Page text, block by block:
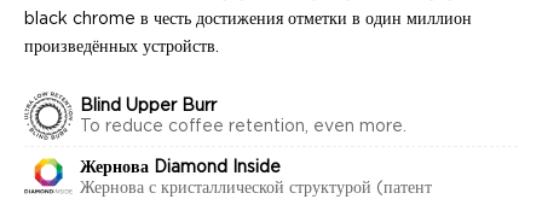
black chrome в честь достижения отметки в один миллион
произведённых устройств.
Blind Upper Burr
To reduce coffee retention, even more.
Жернова Diamond Inside
Жернова с кристаллической структурой (патент